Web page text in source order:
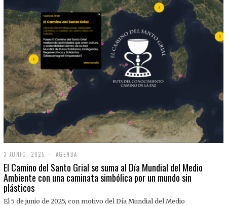
3 JUNIO, 2025
J
U
N
,
AGENDA
El Camino del Santo Grial se suma al Día Mundial del Medio
Ambiente con una caminata simbólica por un mundo sin
plásticos
El 5 de junio de 2025, con motivo del Día Mundial del Medio